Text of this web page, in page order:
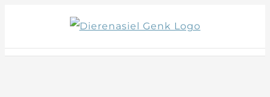
content